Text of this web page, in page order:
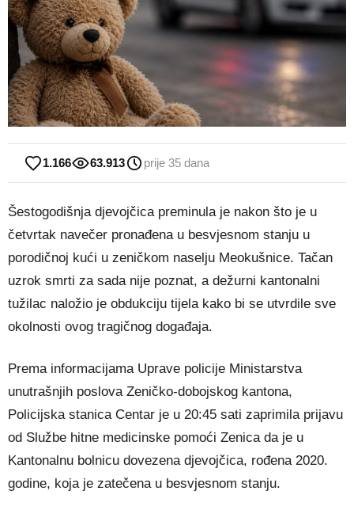
1.166 63.913 prije 35 dana
Šestogodišnja djevojčica preminula je nakon što je u
četvrtak navečer pronađena u besvjesnom stanju u
porodičnoj kući u zeničkom naselju Meokušnice. Tačan
uzrok smrti za sada nije poznat, a dežurni kantonalni
tužilac naložio je obdukciju tijela kako bi se utvrdile sve
okolnosti ovog tragičnog događaja.
Prema informacijama Uprave policije Ministarstva
unutrašnjih poslova Zeničko-dobojskog kantona,
Policijska stanica Centar je u 20:45 sati zaprimila prijavu
od Službe hitne medicinske pomoći Zenica da je u
Kantonalnu bolnicu dovezena djevojčica, rođena 2020.
godine, koja je zatečena u besvjesnom stanju.